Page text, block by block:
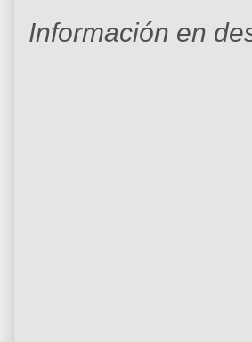
Información en